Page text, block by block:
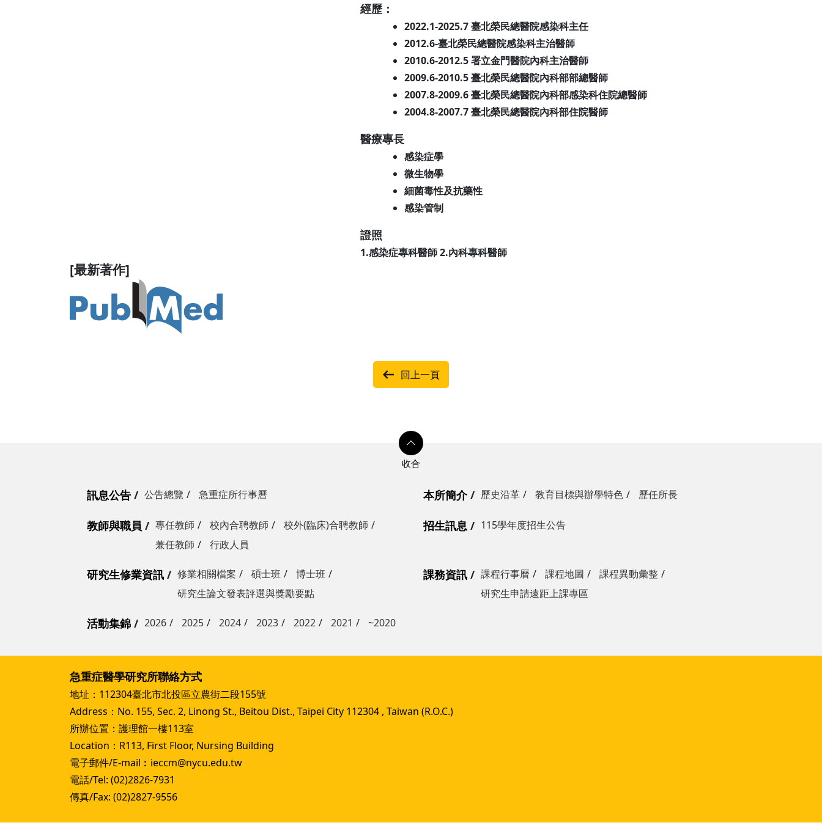
經歷：
2022.1-2025.7 臺北榮民總醫院感染科主任
2012.6-臺北榮民總醫院感染科主治醫師
2010.6-2012.5 署立金門醫院內科主治醫師
2009.6-2010.5 臺北榮民總醫院內科部部總醫師
2007.8-2009.6 臺北榮民總醫院內科部感染科住院總醫師
2004.8-2007.7 臺北榮民總醫院內科部住院醫師
醫療專長
感染症學
微生物學
細菌毒性及抗藥性
感染管制
證照
1.感染症專科醫師 2.內科專科醫師
[最新著作]
回上一頁
訊息公告 公告總覽 急重症所行事曆 本所簡介 歷史沿革 教育目標與辦學特色 歷任所長
教師與職員 專任教師 校內合聘教師
校外(臨床)合聘教師
兼任教師
行政人員
招生訊息 115學年度招生公告
研究生修業資訊 修業相關檔案 碩士班
博士班
研究生論文發表評選與獎勵要點
課務資訊 課程行事曆 課程地圖
課程異動彙整
研究生申請遠距上課專區
活動集錦 2026 2025 2024 2023 2022 2021 ~2020
急重症醫學研究所聯絡方式
地址：112304臺北市北投區立農街二段155號
Address：No. 155, Sec. 2, Linong St., Beitou Dist., Taipei City 112304 , Taiwan (R.O.C.)
所辦位置：護理館一樓113室
Location：R113, First Floor, Nursing Building
電子郵件/E-mail︰ieccm@nycu.edu.tw
電話/Tel: (02)2826-7931
傳真/Fax: (02)2827-9556